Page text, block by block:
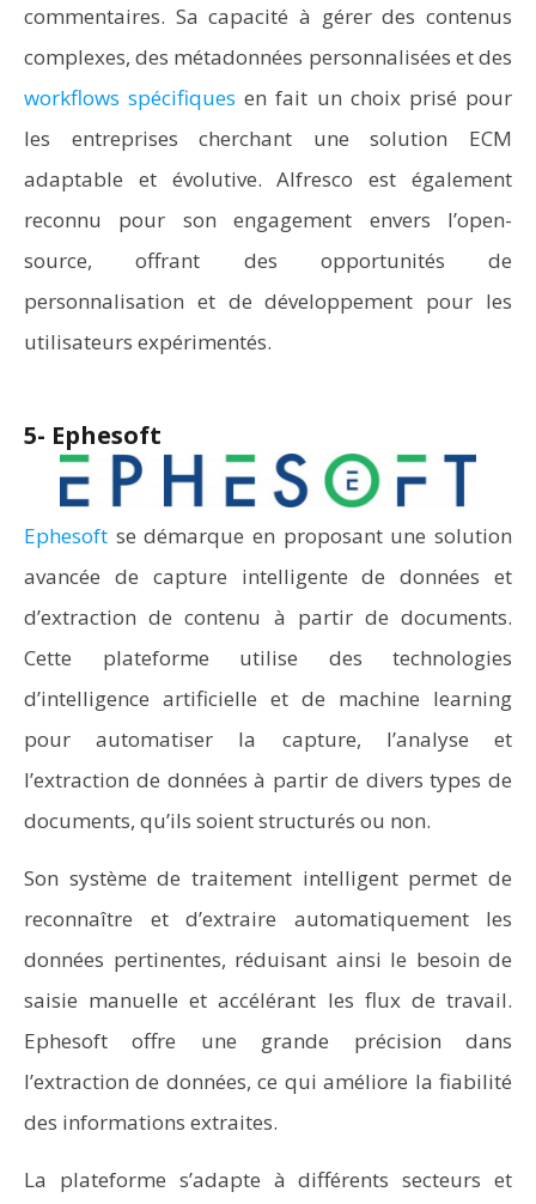
commentaires. Sa capacité à gérer des contenus
complexes, des métadonnées personnalisées et des
workflows spécifiques en fait un choix prisé pour
les entreprises cherchant une solution ECM
adaptable et évolutive. Alfresco est également
reconnu pour son engagement envers l’open-
source, offrant des opportunités de
personnalisation et de développement pour les
utilisateurs expérimentés.
5- Ephesoft
Ephesoft se démarque en proposant une solution
avancée de capture intelligente de données et
d’extraction de contenu à partir de documents.
Cette plateforme utilise des technologies
d’intelligence artificielle et de machine learning
pour automatiser la capture, l’analyse et
l’extraction de données à partir de divers types de
documents, qu’ils soient structurés ou non.
Son système de traitement intelligent permet de
reconnaître et d’extraire automatiquement les
données pertinentes, réduisant ainsi le besoin de
saisie manuelle et accélérant les flux de travail.
Ephesoft offre une grande précision dans
l’extraction de données, ce qui améliore la fiabilité
des informations extraites.
La plateforme s’adapte à différents secteurs et